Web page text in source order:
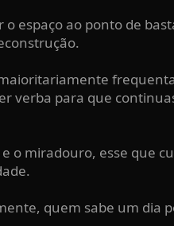
espaço ao ponto de
verba para que
o miradouro, esse que
quem sabe um dia